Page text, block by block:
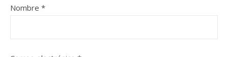
Nombre *